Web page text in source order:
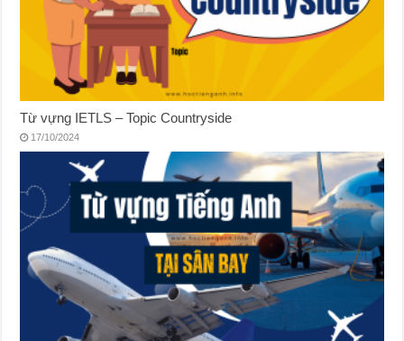
Từ vựng IETLS – Topic Countryside
17/10/2024